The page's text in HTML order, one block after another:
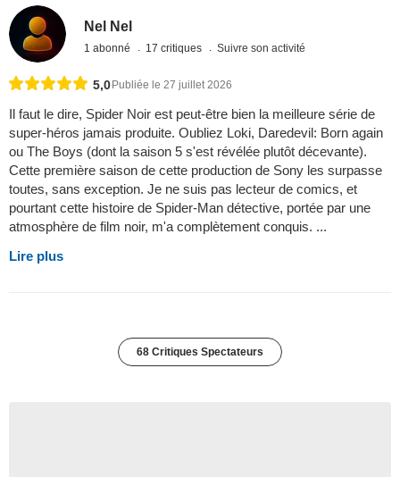
Nel Nel
1 abonné 17 critiques Suivre son activité
5,0 Publiée le 27 juillet 2026
Il faut le dire, Spider Noir est peut-être bien la meilleure série de
super-héros jamais produite. Oubliez Loki, Daredevil: Born again
ou The Boys (dont la saison 5 s'est révélée plutôt décevante).
Cette première saison de cette production de Sony les surpasse
toutes, sans exception. Je ne suis pas lecteur de comics, et
pourtant cette histoire de Spider-Man détective, portée par une
atmosphère de film noir, m'a complètement conquis. ...
Lire plus
68 Critiques Spectateurs